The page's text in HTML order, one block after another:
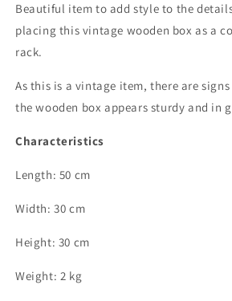
Beautiful item to add style to the
placing this vintage wooden box as a
rack.
As this is a vintage item, there are
the wooden box appears sturdy and in
Characteristics
Length: 50 cm
Width: 30 cm
Height: 30 cm
Weight: 2 kg